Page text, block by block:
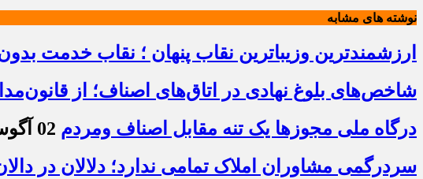
نوشته های مشابه
ارزشمندترین وزیباترین نقاب پنهان ؛ نقاب خدمت
شاخص‌های بلوغ نهادی در اتاق‌های اصناف؛ از
درگاه ملی مجوزها یک تنه مقابل اصناف ومردم 02 آگوست 2026 - 8:16
سردرگمی مشاوران املاک تمامی ندارد؛ دلالان در